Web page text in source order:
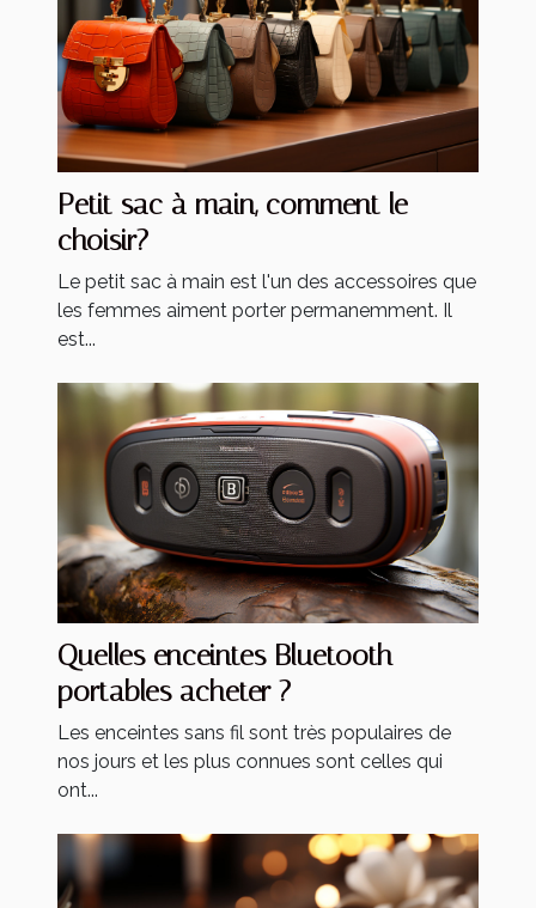
Petit sac à main, comment le
choisir?
Le petit sac à main est l'un des accessoires que
les femmes aiment porter permanemment. Il
est...
Quelles enceintes Bluetooth
portables acheter ?
Les enceintes sans fil sont très populaires de
nos jours et les plus connues sont celles qui
ont...